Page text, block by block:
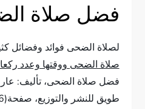
فضل صلاة
لصلاة الضحى فوائد وفضائل
صلاة الضحى ووقتها وعدد
فضل صلاة الضحى، تأليف:
طويق للنشر والتوزيع، صفحة(6-9)، بتصرف.